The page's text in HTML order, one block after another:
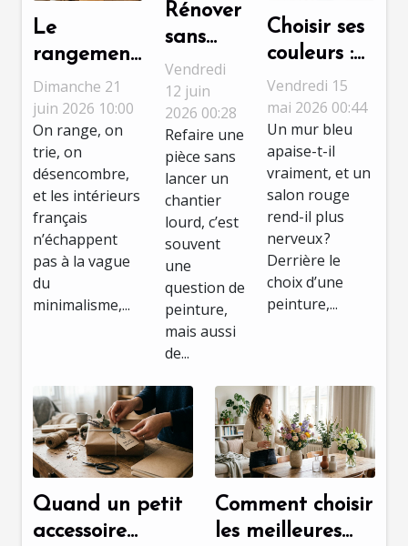
Le
rangement
minimaliste
est-il
l’ennemi du
cocooning
en
décoration
?
Dimanche 21
juin 2026 10:00
On range, on
trie, on
désencombre,
et les intérieurs
français
n’échappent
pas à la vague
du
minimalisme,...
Rénover
sans
tout
détruire
: astuces
pour un
chantier
peinture
réussi
Vendredi
12 juin
2026 00:28
Refaire une
pièce sans
lancer un
chantier
lourd, c’est
souvent
une
question de
peinture,
mais aussi
de...
Choisir ses
couleurs :
la
psychologie
de la
peinture
dans nos
espaces de
vie
Vendredi 15
mai 2026 00:44
Un mur bleu
apaise-t-il
vraiment, et un
salon rouge
rend-il plus
nerveux ?
Derrière le
choix d’une
peinture,...
Quand un petit
accessoire
Comment choisir
les meilleures